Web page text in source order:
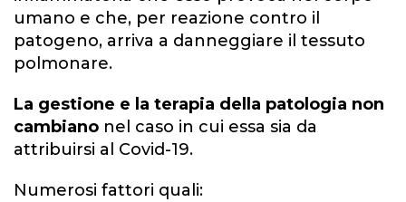
umano e che, per reazione contro il
patogeno, arriva a danneggiare il tessuto
polmonare.
La gestione e la terapia della patologia non
cambiano nel caso in cui essa sia da
attribuirsi al Covid-19.
Numerosi fattori quali: